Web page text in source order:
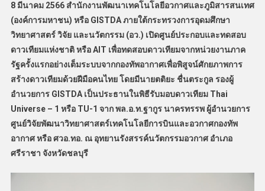
8 มีนาคม 2566 สำนักงานพัฒนาเทคโนโลยีอวกาศและภูมิสารสนเทศ
(องค์การมหาชน) หรือ GISTDA ภายใต้กระทรวงการอุดมศึกษา
วิทยาศาสตร์ วิจัย และนวัตกรรม (อว.) เปิดศูนย์ประกอบและทดสอบ
ดาวเทียมแห่งชาติ หรือ AIT เพื่อทดสอบดาวเทียมจากหน่วยงานภาค
รัฐครั้งแรกอย่างเต็มระบบจากกองทัพอากาศเพื่อพิสูจน์ศักยภาพการ
สร้างดาวเทียมด้วยฝีมือคนไทย โดยมีนายตติยะ ชื่นตระกูล รองผู้
อำนวยการ GISTDA เป็นประธานในพิธีรับมอบดาวเทียม Thai
Universe – 1 หรือ TU-1 จาก พล.อ.ท.ฐากูร นาครทรรพ ผู้อำนวยการ
ศูนย์วิจัยพัฒนาวิทยาศาสตร์เทคโนโลยีการบินและอวกาศกองทัพ
อากาศ หรือ ศวอ.ทอ. ณ อุทยานรังสรรค์นวัตกรรมอวกาศ อำเภอ
ศรีราชา จังหวัดชลบุรี